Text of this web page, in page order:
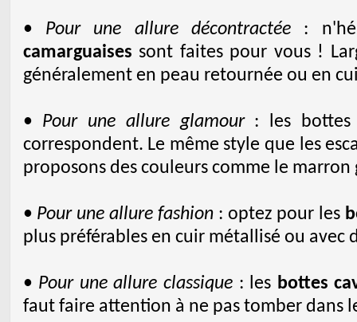
• Pour une allure décontractée:
camarguaises sont faites pour vous !
généralement en peau retournée ou en
• Pour une allure glamour: les bottes
correspondent. Le même style que les
proposons des couleurs comme le
• Pour une allure fashion : optez pour les
plus préférables en cuir métallisé ou avec
• Pour une allure classique: les bottes
faut faire attention à ne pas tomber dans